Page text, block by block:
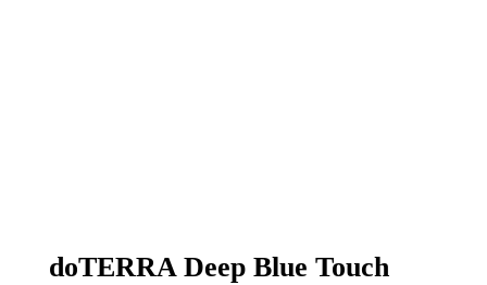
doTERRA Deep Blue Touch